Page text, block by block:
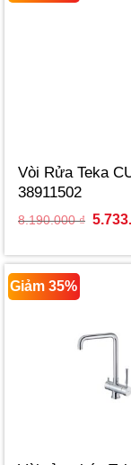
Vòi Rửa Teka
38911502
8.190.000₫
Giảm 35%